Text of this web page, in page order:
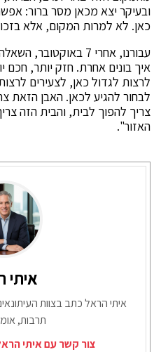
ובעיקר יצא מכאן מסר ברור:
כאן. לא למרות המקום, אלא
עבורנו, אחרי 7
איך בונים אחרת. חזק יותר, חכם
לרצות לגדול כאן, לצעירים
לבחור להגיע לכאן. האבן הזאת
צריך להפוך לבית, והבית הזה
האזור".
איתי
איתי הראל כתב בצוות
תרבות,
צור קשר עם איתי